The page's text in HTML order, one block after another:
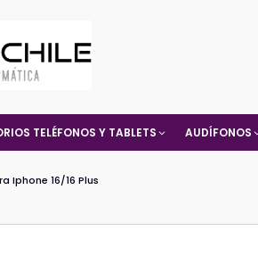
TELÉFONOS Y TABLETS AUDÍFONOS
Iphone 16/16 Plus